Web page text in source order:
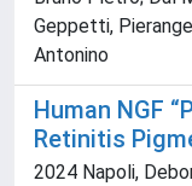
Geppetti,
Antonino
Human NGF
Retinitis
2024 Napoli,